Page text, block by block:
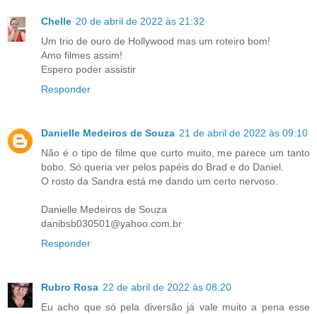
Chelle 20 de abril de 2022 às 21:32
Um trio de ouro de Hollywood mas um roteiro bom!
Amo filmes assim!
Espero poder assistir
Responder
Danielle Medeiros de Souza 21 de abril de 2022 às 09:10
Não é o tipo de filme que curto muito, me parece um tanto
bobo. Só queria ver pelos papéis do Brad e do Daniel.
O rosto da Sandra está me dando um certo nervoso.
Danielle Medeiros de Souza
danibsb030501@yahoo.com.br
Responder
Rubro Rosa 22 de abril de 2022 às 08:20
Eu acho que só pela diversão já vale muito a pena esse